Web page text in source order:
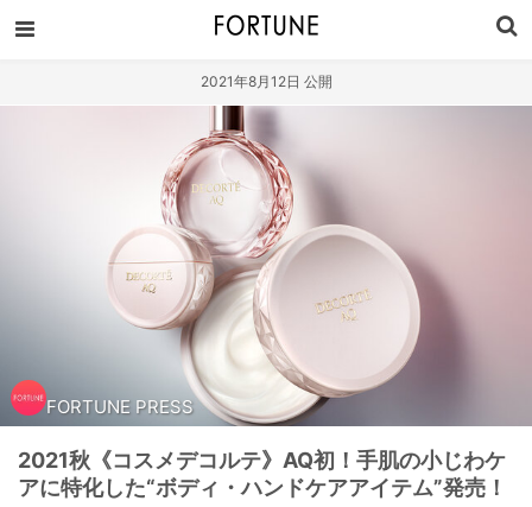
2021年8月12日 公開
FORTUNE PRESS
2021秋《コスメデコルテ》AQ初！手肌の小じわケ
アに特化した“ボディ・ハンドケアアイテム”発売！